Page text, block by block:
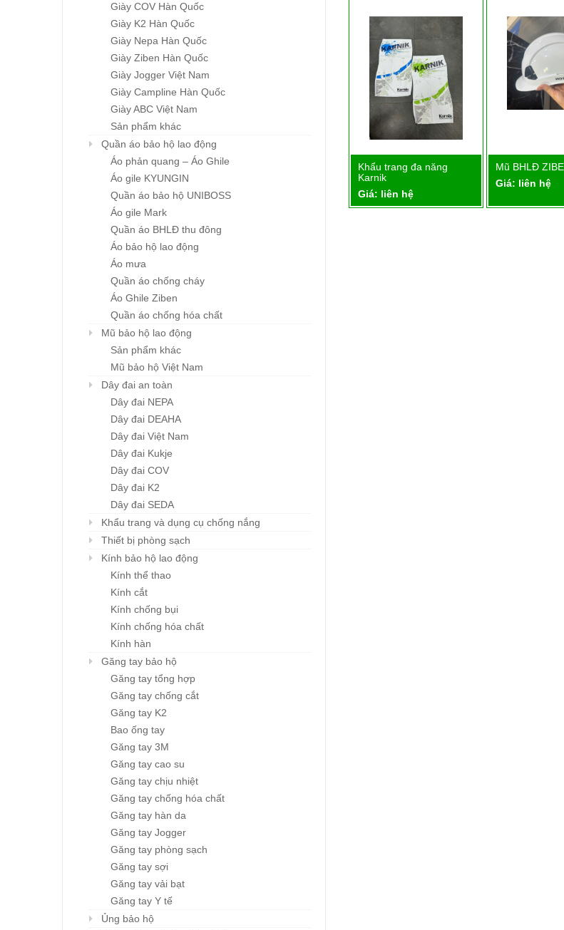
Giày COV Hàn Quốc
Giày K2 Hàn Quốc
Giày Nepa Hàn Quốc
Giày Ziben Hàn Quốc
Giày Jogger Việt Nam
Giày Campline Hàn Quốc
Giày ABC Việt Nam
Sản phẩm khác
Quần áo bảo hộ lao động
Áo phản quang – Áo Ghile
Áo gile KYUNGIN
Quần áo bảo hộ UNIBOSS
Áo gile Mark
Quần áo BHLĐ thu đông
Áo bảo hộ lao động
Áo mưa
Quần áo chống cháy
Áo Ghile Ziben
Quần áo chống hóa chất
Mũ bảo hộ lao động
Sản phẩm khác
Mũ bảo hộ Việt Nam
Dây đai an toàn
Dây đai NEPA
Dây đai DEAHA
Dây đai Việt Nam
Dây đai Kukje
Dây đai COV
Dây đai K2
Dây đai SEDA
Khẩu trang và dụng cụ chống nắng
Thiết bị phòng sạch
Kính bảo hộ lao động
Kính thể thao
Kính cắt
Kính chống bụi
Kính chống hóa chất
Kính hàn
Găng tay bảo hộ
Găng tay tổng hợp
Găng tay chống cắt
Găng tay K2
Bao ống tay
Găng tay 3M
Găng tay cao su
Găng tay chịu nhiệt
Găng tay chống hóa chất
Găng tay hàn da
Găng tay Jogger
Găng tay phòng sạch
Găng tay sợi
Găng tay vải bạt
Găng tay Y tế
Ủng bảo hộ
Chi tiết
Khẩu trang đa năng
Chi tiết
Mũ BHLĐ ZIBEN H001